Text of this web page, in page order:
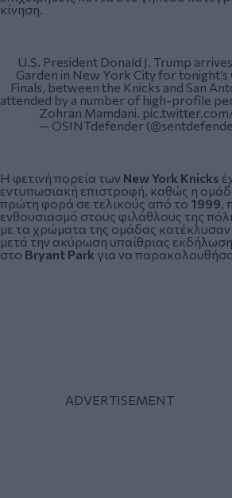
κίνηση.
U.S. President Donald J. Trump
Garden in New York City for
Finals, between the Knicks and San
attended by a number of high-profile
Zohran Mamdani.
— OSINTdefender
Η φετινή πορεία των New York Knicks
εντυπωσιακή επιστροφή, καθώς η
πρώτη φορά σε τελικούς από το 1999,
ενθουσιασμό στους φιλάθλους της
με τα χρώματα της ομάδας
μετά την ακύρωση υπαίθριας
στο Bryant Park για να